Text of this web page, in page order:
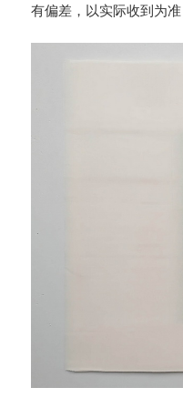
有偏差，以实际收到为准